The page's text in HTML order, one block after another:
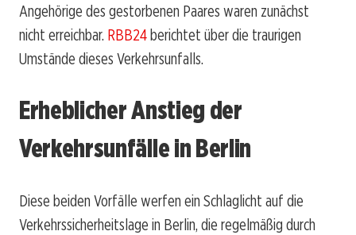
Angehörige des gestorbenen Paares waren zunächst
nicht erreichbar. RBB24berichtet über die traurigen
Umstände dieses Verkehrsunfalls.
Erheblicher Anstieg der
Verkehrsunfälle in Berlin
Diese beiden Vorfälle werfen ein Schlaglicht auf die
Verkehrssicherheitslage in Berlin, die regelmäßig durch